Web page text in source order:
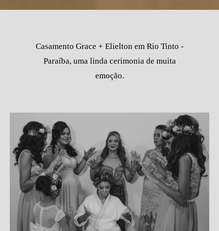
Casamento Grace + Elielton em Rio Tinto -
Paraíba, uma linda cerimonia de muita
emoção.